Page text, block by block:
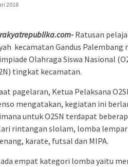
2018
rakyatrepublika.com- Ratusan
kecamatan Gandus
Olahraga Siswa Nasional
tingkat kecamatan.
pagelaran, Ketua Pelaksana
mengatakan, kegiatan ini
untuk O2SN terdapat
rintangan slolam, lomba
karate, futsal dan MIPA.
ada empat kategori lomba yaitu